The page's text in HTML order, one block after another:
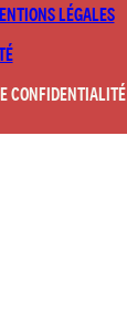
LÉGALES
CONFIDENTIALITÉ